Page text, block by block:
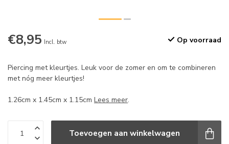
€8,95 Incl. btw Op voorraad
Piercing met kleurtjes. Leuk voor de zomer en om te combineren
met nóg meer kleurtjes!
1.26cm x 1.45cm x 1.15cm Lees meer.
Toevoegen aan winkelwagen